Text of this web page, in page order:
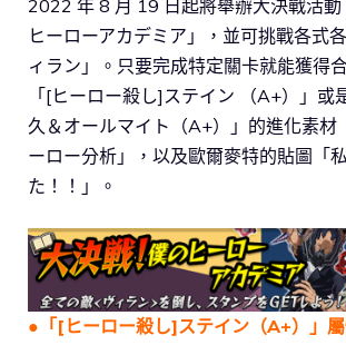
2022 年 8 月 19 日起將舉辦大決戰活動
ヒーローアカデミア」，並可挑戰各式
ィラン」。只要完成特定關卡就能獲得
「[ヒーロー殺し]ステイン （A+）」或
久＆オールマイト（A+）」的進化素材
ーロー分析」，以及歐爾麥特的貼圖「
た！！」。
● 「[ヒーロー殺し]ステイン（A+）」